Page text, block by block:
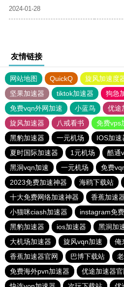
2024-01-28
友情链接
网站地图 QuickQ 旋风加速度
坚果加速器
tiktok加速器
狗急
免费vqn外网加速
小蓝鸟 优途
旋风加速器
八戒看书
免费vps
黑豹加速器
一元机场 IOS加速
夏时国际加速器
1元机场 酷通
黑洞vqn加速
一元机场 免费
2023免费加速神器
海鸥下载站
十大免费网络加速神器
香蕉加速
小猫咪ciash加速器
instagram免
黑豹加速器
ios加速器 黑洞加
大机场加速器
旋风vqn加速
俺
香蕉加速器官网
巴博下载站
免费海外pvn加速器
优途加速器官